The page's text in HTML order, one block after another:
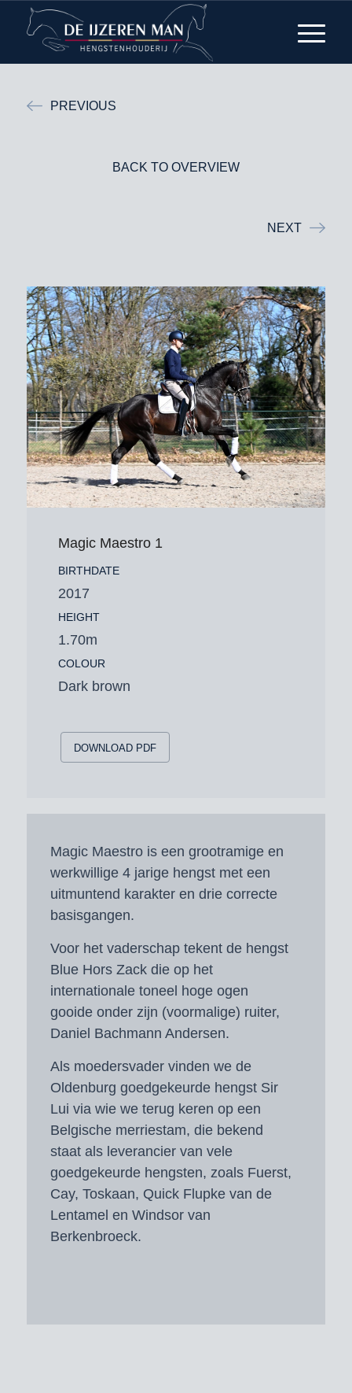
PREVIOUS
BACK TO OVERVIEW
NEXT
Magic Maestro 1
BIRTHDATE
2017
HEIGHT
1.70m
COLOUR
Dark brown
DOWNLOAD PDF
Magic Maestro is een grootramige en
werkwillige 4 jarige hengst met een
uitmuntend karakter en drie correcte
basisgangen.
Voor het vaderschap tekent de hengst
Blue Hors Zack die op het
internationale toneel hoge ogen
gooide onder zijn (voormalige) ruiter,
Daniel Bachmann Andersen.
Als moedersvader vinden we de
Oldenburg goedgekeurde hengst Sir
Lui via wie we terug keren op een
Belgische merriestam, die bekend
staat als leverancier van vele
goedgekeurde hengsten, zoals Fuerst,
Cay, Toskaan, Quick Flupke van de
Lentamel en Windsor van
Berkenbroeck.